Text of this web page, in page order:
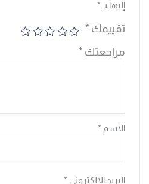
إليها بـ *
تقييمك *
مراجعتك *
الاسم *
البريد الإلكتروني *